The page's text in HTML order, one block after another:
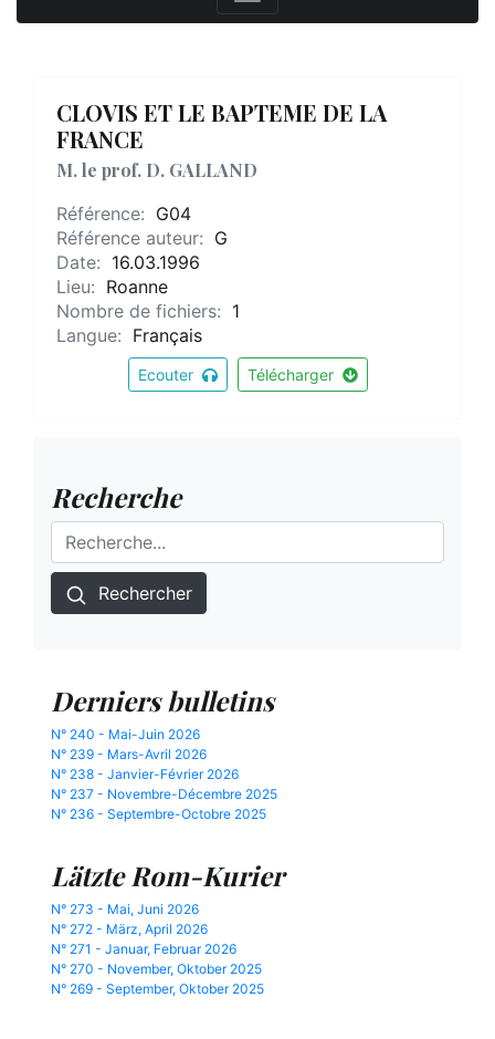
CLOVIS ET LE BAPTEME DE LA
FRANCE
M. le prof. D. GALLAND
Référence: G04
Référence auteur: G
Date: 16.03.1996
Lieu: Roanne
Nombre de fichiers: 1
Langue: Français
Ecouter Télécharger
Recherche
Rechercher
Derniers bulletins
N° 240 - Mai-Juin 2026
N° 239 - Mars-Avril 2026
N° 238 - Janvier-Février 2026
N° 237 - Novembre-Décembre 2025
N° 236 - Septembre-Octobre 2025
Lätzte Rom-Kurier
N° 273 - Mai, Juni 2026
N° 272 - März, April 2026
N° 271 - Januar, Februar 2026
N° 270 - November, Oktober 2025
N° 269 - September, Oktober 2025